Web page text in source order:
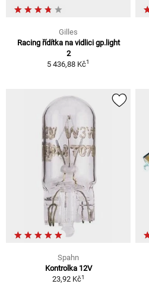
Gilles
Racing řídítka na vidlici gp.light
2
5 436,88 Kč1
Spahn
Kontrolka 12V
23,92 Kč1